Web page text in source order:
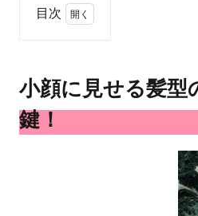
目次
せる
髪型
の黄
金ル
小顔に見せる髪型
鍵！